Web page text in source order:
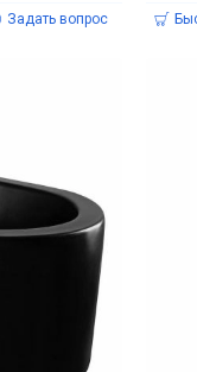
Задать вопрос